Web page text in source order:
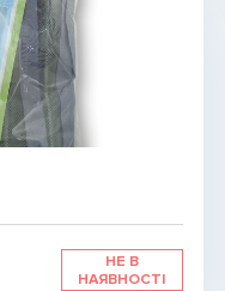
НЕ В
НАЯВНОСТІ